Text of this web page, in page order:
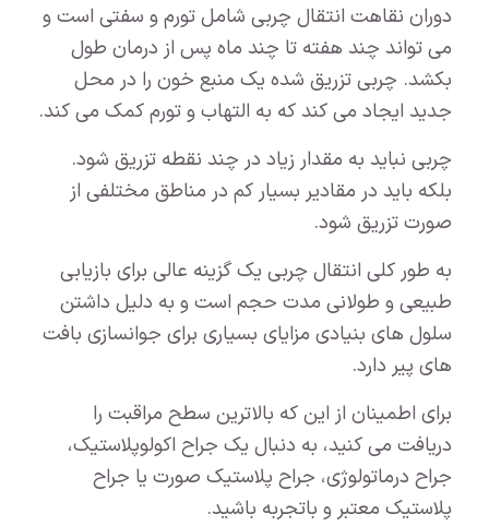
دوران نقاهت انتقال چربی شامل تورم و سفتی است و
می تواند چند هفته تا چند ماه پس از درمان طول
بکشد. چربی تزریق شده یک منبع خون را در محل
جدید ایجاد می کند که به التهاب و تورم کمک می کند.
چربی نباید به مقدار زیاد در چند نقطه تزریق شود.
بلکه باید در مقادیر بسیار کم در مناطق مختلفی از
صورت تزریق شود.
به طور کلی انتقال چربی یک گزینه عالی برای بازیابی
طبیعی و طولانی مدت حجم است و به دلیل داشتن
سلول های بنیادی مزایای بسیاری برای جوانسازی بافت
های پیر دارد.
برای اطمینان از این که بالاترین سطح مراقبت را
دریافت می کنید، به دنبال یک جراح اکولوپلاستیک،
جراح درماتولوژی، جراح پلاستیک صورت یا جراح
پلاستیک معتبر و باتجربه باشید.